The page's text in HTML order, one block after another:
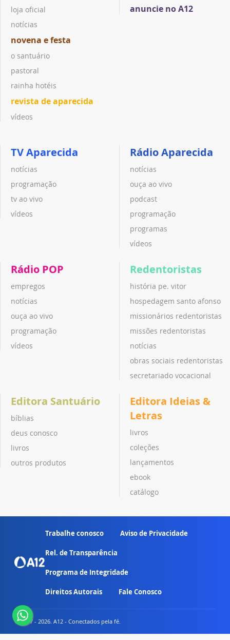
loja oficial
notícias
novena e festa
o santuário
pastoral
rainha hotéis
revista de aparecida
vídeos
anuncie no A12
TV Aparecida
notícias
programação
tv ao vivo
vídeos
Rádio Aparecida
notícias
ouça ao vivo
podcast
programação
programas
vídeos
Rádio POP
empregos
notícias
ouça ao vivo
programação
vídeos
Redentoristas
história pe. vitor
hospedagem santo afonso
missionários redentoristas
missões redentoristas
notícias
obras sociais redentoristas
secretariado vocacional
Editora Santuário
bíblias
deus conosco
livros
outros produtos
Editora Ideias &
Letras
livros
coleções
lançamentos
ebook
catálogo
Trabalhe conosco Aviso de Privacidade
Rel. de Transparência
Programa de Integridade
Direitos Autorais Fale Conosco
© 2007 - 2026. A12 - Conectados pela fé.